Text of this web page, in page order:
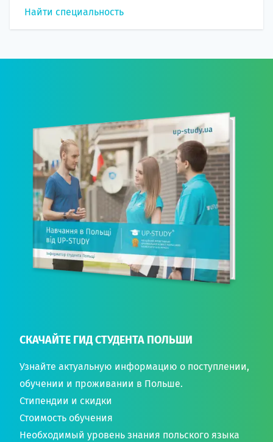
Найти специальность
СКАЧАЙТЕ ГИД СТУДЕНТА ПОЛЬШИ
Узнайте актуальную информацию о поступлении,
обучении и проживании в Польше.
Стипендии и скидки
Стоимость обучения
Необходимый уровень знания польского языка